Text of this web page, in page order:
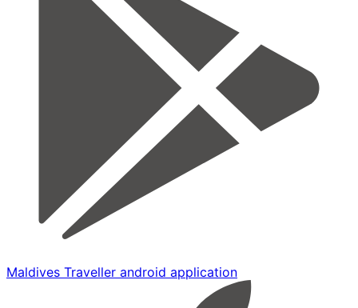
Maldives Traveller android application